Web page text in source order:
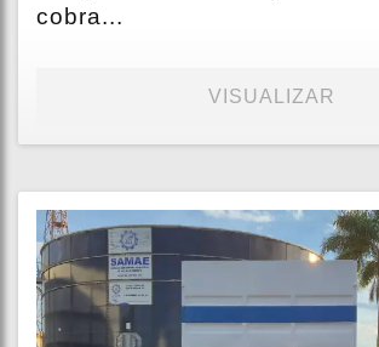
cobra...
VISUALIZAR